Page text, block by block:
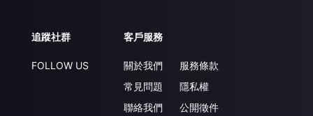
追蹤社群
FOLLOW US
客戶服務
關於我們
常見問題
聯絡我們
服務條款
隱私權
公開徵件